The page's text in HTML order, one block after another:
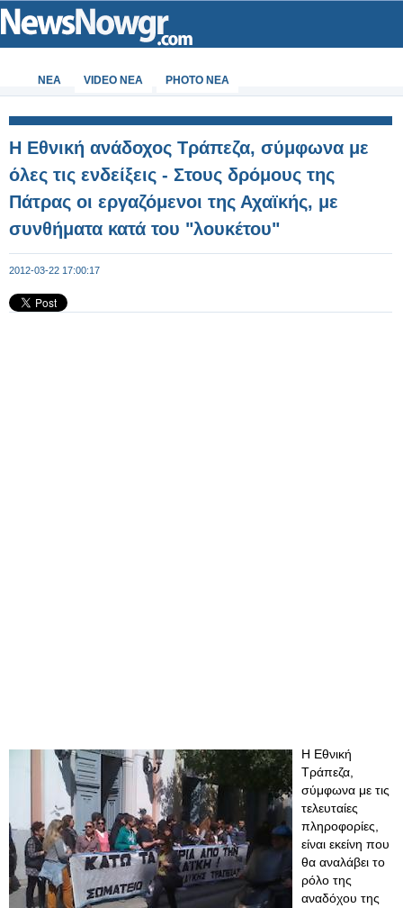
ΝΕΑ VIDEO NEA PHOTO NEA
Η Εθνική ανάδοχος Τράπεζα, σύμφωνα με
όλες τις ενδείξεις - Στους δρόμους της
Πάτρας οι εργαζόμενοι της Αχαϊκής, με
συνθήματα κατά του "λουκέτου"
2012-03-22 17:00:17
Η Εθνική
Τράπεζα,
σύμφωνα με τις
τελευταίες
πληροφορίες,
είναι εκείνη που
θα αναλάβει το
ρόλο της
αναδόχου της